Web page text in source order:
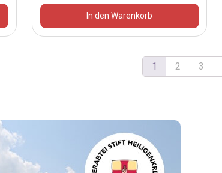
In den Warenkorb
1 2 3